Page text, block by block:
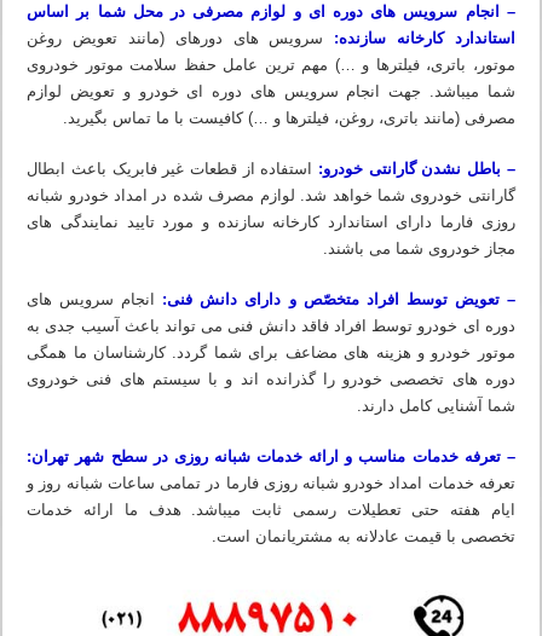
– انجام سرویس های دوره ای و لوازم مصرفی در محل شما بر اساس
استاندارد کارخانه سازنده: سرویس های دورهای (مانند تعویض روغن
موتور، باتری، فیلترها و …) مهم ترین عامل حفظ سلامت موتور خودروی
شما میباشد. جهت انجام سرویس های دوره ای خودرو و تعویض لوازم
مصرفی (مانند باتری، روغن، فیلترها و …) کافیست با ما تماس بگیرید.
– باطل نشدن گارانتی خودرو: استفاده از قطعات غیر فابریک باعث ابطال
گارانتی خودروی شما خواهد شد. لوازم مصرف شده در امداد خودرو شبانه
روزی فارما دارای استاندارد کارخانه سازنده و مورد تایید نمایندگی های
مجاز خودروی شما می باشند.
– تعویض توسط افراد متخصّص و دارای دانش فنی: انجام سرویس های
دوره ای خودرو توسط افراد فاقد دانش فنی می تواند باعث آسیب جدی به
موتور خودرو و هزینه های مضاعف برای شما گردد. کارشناسان ما همگی
دوره های تخصصی خودرو را گذرانده اند و با سیستم های فنی خودروی
شما آشنایی کامل دارند.
– تعرفه خدمات مناسب و ارائه خدمات شبانه روزی در سطح شهر تهران:
تعرفه خدمات امداد خودرو شبانه روزی فارما در تمامی ساعات شبانه روز و
ایام هفته حتی تعطیلات رسمی ثابت میباشد. هدف ما ارائه خدمات
تخصصی با قیمت عادلانه به مشتریانمان است.